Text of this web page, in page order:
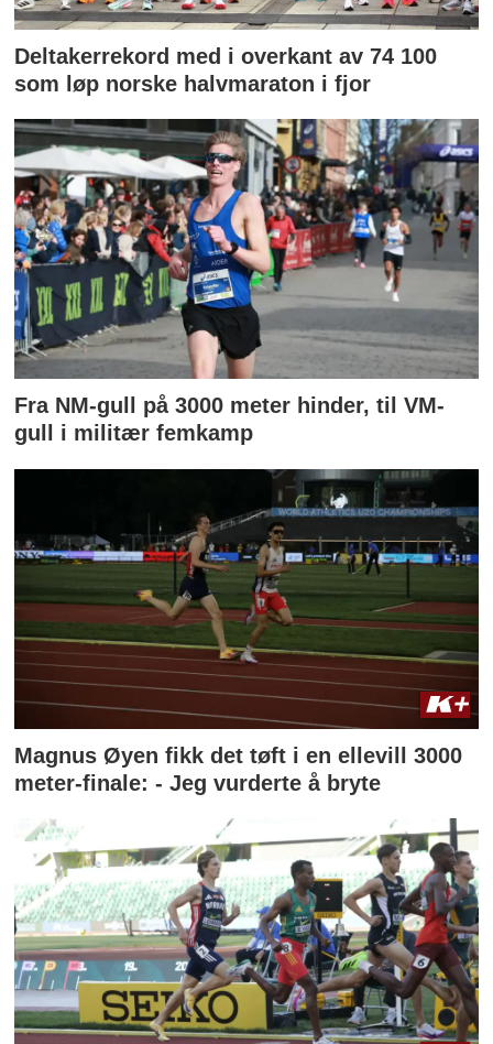
Deltakerrekord med i overkant av 74 100
som løp norske halvmaraton i fjor
Fra NM-gull på 3000 meter hinder, til VM-
gull i militær femkamp
Magnus Øyen fikk det tøft i en ellevill 3000
meter-finale: - Jeg vurderte å bryte